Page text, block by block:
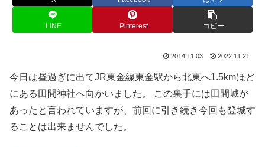
LINE Pinterest コピー
2014.11.03 2022.11.21
今日は昼過ぎに出てJR東金線東金駅から北東へ1.5kmほど
にある田間神社へ向かいました。 この裏手には田間城が
あったと言われていますが、前回に引き続き今回も登城す
ることは出来ませんでした。